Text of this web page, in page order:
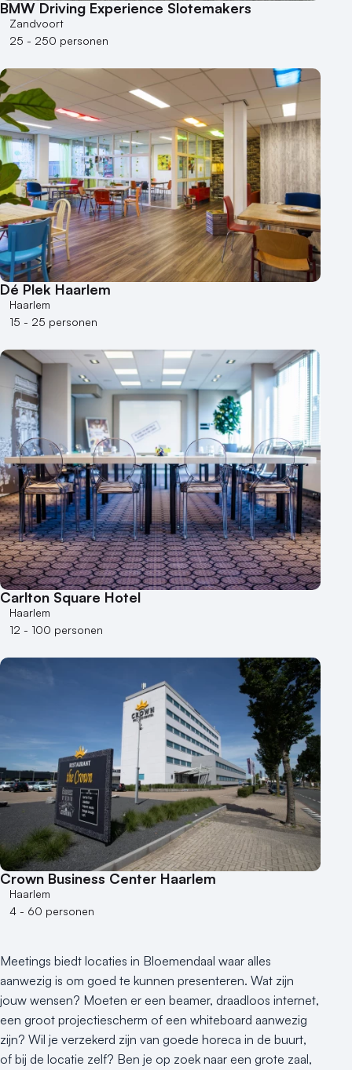
BMW Driving Experience Slotemakers
Zandvoort
25 - 250 personen
Dé Plek Haarlem
Haarlem
15 - 25 personen
Carlton Square Hotel
Haarlem
12 - 100 personen
Crown Business Center Haarlem
Haarlem
4 - 60 personen
Meetings biedt locaties in Bloemendaal waar alles
aanwezig is om goed te kunnen presenteren. Wat zijn
jouw wensen? Moeten er een beamer, draadloos internet,
een groot projectiescherm of een whiteboard aanwezig
zijn? Wil je verzekerd zijn van goede horeca in de buurt,
of bij de locatie zelf? Ben je op zoek naar een grote zaal,